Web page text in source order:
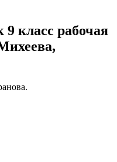
класс рабочая
.